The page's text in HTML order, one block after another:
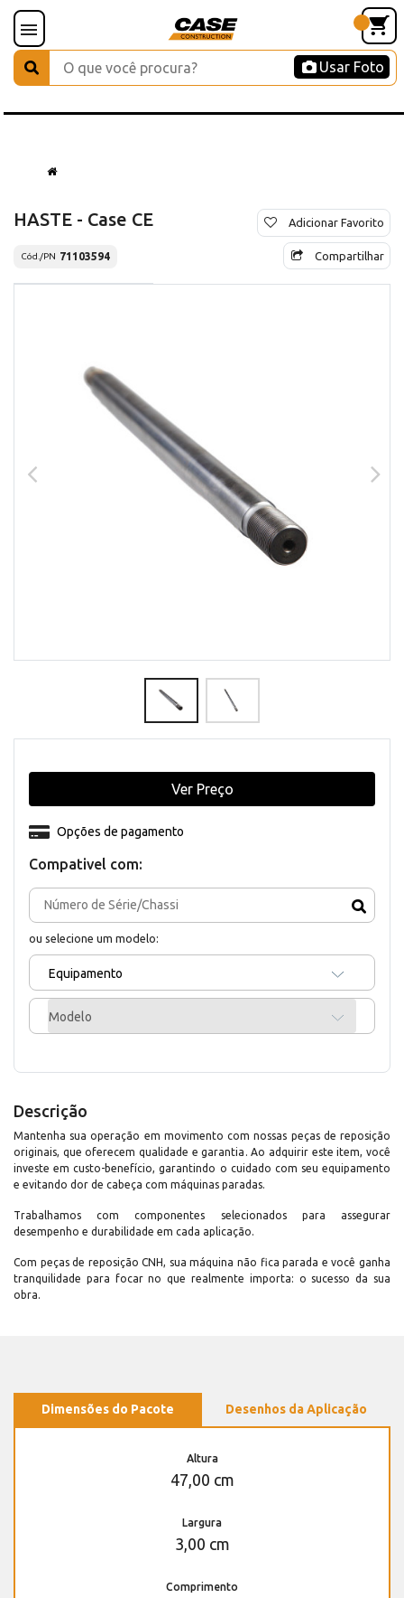
Usar Foto
HASTE - Case CE
Cód./PN 71103594
Adicionar Favorito
Compartilhar
Compativel com:
ou selecione um modelo:
Equipamento
Modelo
Opções de pagamento
Ver Preço
Descrição
Mantenha sua operação em movimento com nossas peças de reposição
originais, que oferecem qualidade e garantia. Ao adquirir este item, você
investe em custo-benefício, garantindo o cuidado com seu equipamento
e evitando dor de cabeça com máquinas paradas.
Trabalhamos com componentes selecionados para assegurar
desempenho e durabilidade em cada aplicação.
Com peças de reposição CNH, sua máquina não fica parada e você ganha
tranquilidade para focar no que realmente importa: o sucesso da sua
obra.
Dimensões do Pacote Desenhos da Aplicação
Altura
47,00 cm
Largura
3,00 cm
Comprimento